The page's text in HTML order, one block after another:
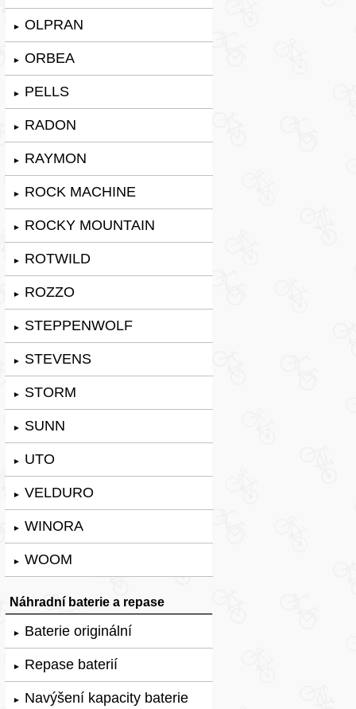
► OLPRAN
► ORBEA
► PELLS
► RADON
► RAYMON
► ROCK MACHINE
► ROCKY MOUNTAIN
► ROTWILD
► ROZZO
► STEPPENWOLF
► STEVENS
► STORM
► SUNN
► UTO
► VELDURO
► WINORA
► WOOM
Náhradní baterie a repase
► Baterie originální
► Repase baterií
► Navýšení kapacity baterie